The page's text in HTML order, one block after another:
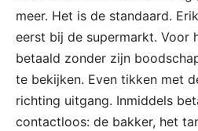
meer. Het is de standaard.
eerst bij de supermarkt. Voor
betaald zonder zijn
te bekijken. Even tikken met
richting uitgang. Inmiddels
contactloos: de bakker, het